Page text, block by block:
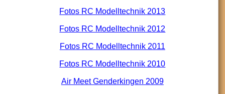
Fotos RC Modelltechnik 2013
Fotos RC Modelltechnik 2012
Fotos RC Modelltechnik 2011
Fotos RC Modelltechnik 2010
Air Meet Genderkingen 2009